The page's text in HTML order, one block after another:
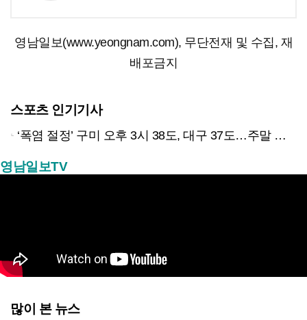
영남일보(www.yeongnam.com), 무단전재 및 수집, 재
배포금지
스포츠 인기기사
‘폭염 절정’ 구미 오후 3시 38도, 대구 37도…주말 한풀 꺾일까?
영남일보TV
많이 본 뉴스